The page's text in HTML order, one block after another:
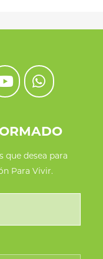
que desea para
Para Vivir.